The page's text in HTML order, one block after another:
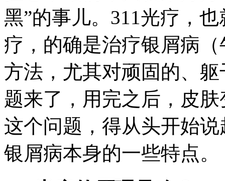
黑”的事儿。311光疗，
疗，的确是治疗银屑病
方法，尤其对顽固的、
题来了，用完之后，皮
这个问题，得从头开始
银屑病本身的一些特点。